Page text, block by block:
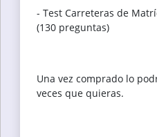
- Test Carreteras de
(130 preguntas)
Una vez comprado lo
veces que quieras.